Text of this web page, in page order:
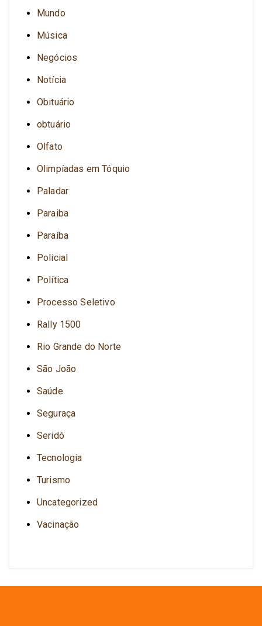
Mundo
Música
Negócios
Notícia
Obituário
obtuário
Olfato
Olimpíadas em Tóquio
Paladar
Paraiba
Paraíba
Policial
Política
Processo Seletivo
Rally 1500
Rio Grande do Norte
São João
Saúde
Seguraça
Seridó
Tecnologia
Turismo
Uncategorized
Vacinação